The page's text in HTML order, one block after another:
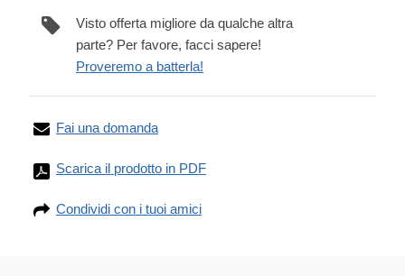
Visto offerta migliore da qualche altra
parte? Per favore, facci sapere!
Proveremo a batterla!
Fai una domanda
Scarica il prodotto in PDF
Condividi con i tuoi amici